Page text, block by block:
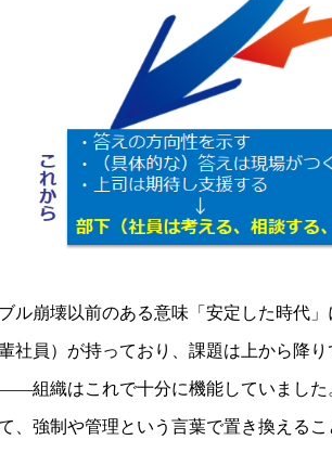
ル崩壊以前のある意味「安定した時代
社員）が持っており、課題は上から降
組織はこれで十分に機能していました
、強制や管理という言葉で置き換える